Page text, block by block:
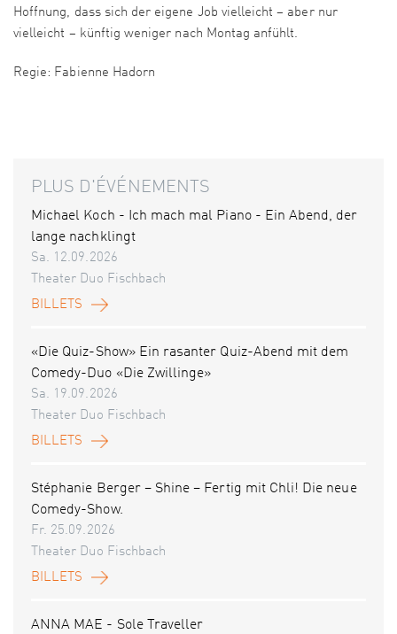
Hoffnung, dass sich der eigene Job vielleicht – aber nur
vielleicht – künftig weniger nach Montag anfühlt.
Regie: Fabienne Hadorn
PLUS D'ÉVÉNEMENTS
Michael Koch - Ich mach mal Piano - Ein Abend, der
lange nachklingt
Sa. 12.09.2026
Theater Duo Fischbach
BILLETS
«Die Quiz-Show» Ein rasanter Quiz-Abend mit dem
Comedy-Duo «Die Zwillinge»
Sa. 19.09.2026
Theater Duo Fischbach
BILLETS
Stéphanie Berger – Shine – Fertig mit Chli! Die neue
Comedy-Show.
Fr. 25.09.2026
Theater Duo Fischbach
BILLETS
ANNA MAE - Sole Traveller